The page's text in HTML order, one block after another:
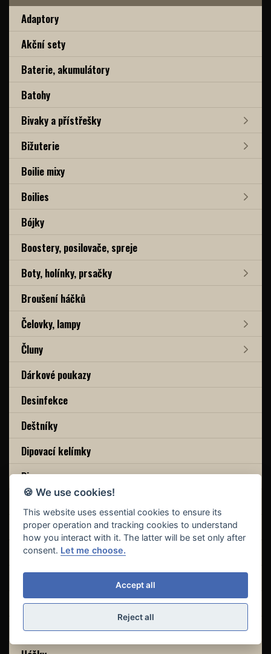
Adaptory
Akční sety
Baterie, akumulátory
Batohy
Bivaky a přístřešky
Bižuterie
Boilie mixy
Boilies
Bójky
Boostery, posilovače, spreje
Boty, holínky, prsačky
Broušení háčků
Čelovky, lampy
Čluny
Dárkové poukazy
Desinfekce
Deštníky
Dipovací kelímky
Dipy
Distanční vidličky
Drtiče, kráječe
Elektromotory, nabíječky
Esence
Fluorocarbony
Fox Aquos Camo
🍪 We use cookies!
This website uses essential cookies to ensure its
proper operation and tracking cookies to understand
how you interact with it. The latter will be set only after
consent. Let me choose.
Accept all
Reject all